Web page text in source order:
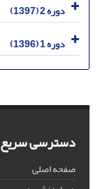
دوره 2 (1397)
دوره 1 (1396)
دسترسی سریع
صفحه اصلی